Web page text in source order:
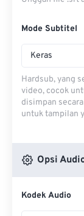
Mode Subtitel
Keras
Hardsub, yang
video, cocok
disimpan
untuk tampilan
Opsi
Kodek Audio